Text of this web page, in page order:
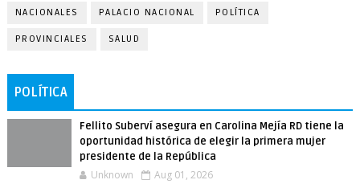
NACIONALES PALACIO NACIONAL POLÍTICA
PROVINCIALES SALUD
POLÍTICA
Fellito Suberví asegura en Carolina Mejía RD tiene la
oportunidad histórica de elegir la primera mujer
presidente de la República
Unknown Aug 01, 2026